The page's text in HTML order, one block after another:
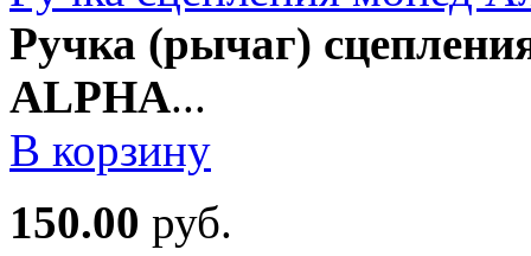
Ручка (рычаг)
ALPHA...
В корзину
150.00 руб.